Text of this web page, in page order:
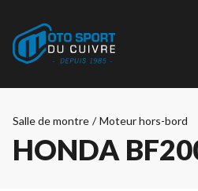
Salle de montre / Moteur hors-bord
HONDA